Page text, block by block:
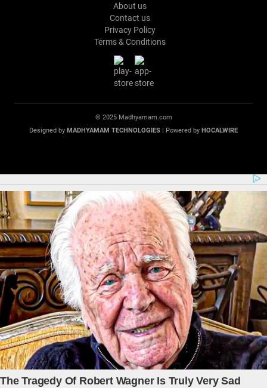
About us
Contact us
Privacy Policy
Terms & Conditions
© 2025 Madhyamam.com
Designed by MADHYAMAM TECHNOLOGIES | Powered by HOCALWIRE